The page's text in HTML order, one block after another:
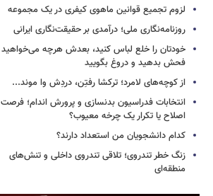
لزوم تجمیع قوانین ماهوی کیفری در یک مجموعه
روزنامه‌نگاری ملی؛ درآمدی بر حقیقت‌نگاری ایرانی
خودتان را خلع لباس کنید، بعدش هرچه می‌خواهید
فحش بدهید و دروغ بگویید
از کوچه‌های لامرد؛ ترکشا رفتِن، دردِش وا موند...
انتخابات فدراسیون بدنسازی و پرورش اندام؛ فرصت
اصلاح یا تکرار یک چرخه معیوب؟
کدام دانشجویان من استعداد دارند؟
زنگ خطر تندروی؛ تلاقی تندروی داخلی و تنش‌های
منطقه‌ای